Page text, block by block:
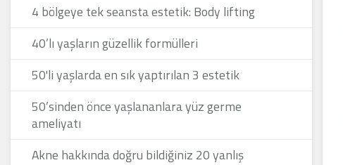
4 bölgeye tek seansta estetik: Body lifting
40’lı yaşların güzellik formülleri
50'li yaşlarda en sık yaptırılan 3 estetik
50’sinden önce yaşlananlara yüz germe
ameliyatı
Akne hakkında doğru bildiğiniz 20 yanlış